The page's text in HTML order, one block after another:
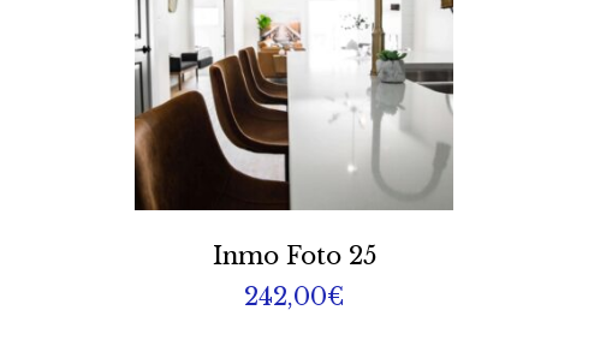
Inmo Foto 25
242,00€